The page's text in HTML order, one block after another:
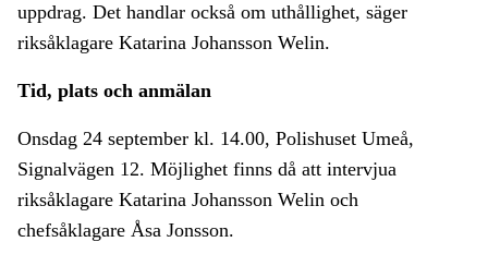
uppdrag. Det handlar också om uthållighet, säger
riksåklagare Katarina Johansson Welin.
Tid, plats och anmälan
Onsdag 24 september kl. 14.00, Polishuset Umeå,
Signalvägen 12. Möjlighet finns då att intervjua
riksåklagare Katarina Johansson Welin och
chefsåklagare Åsa Jonsson.